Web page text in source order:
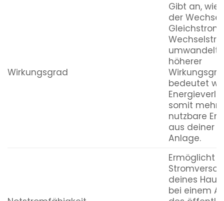
Wirkungsgrad
Gibt an, wie
der
Gleichstrom
umwandelt.
höherer
bedeutet
somit mehr
nutzbare
aus deiner
Anlage.
Ermöglicht
deines
bei einem